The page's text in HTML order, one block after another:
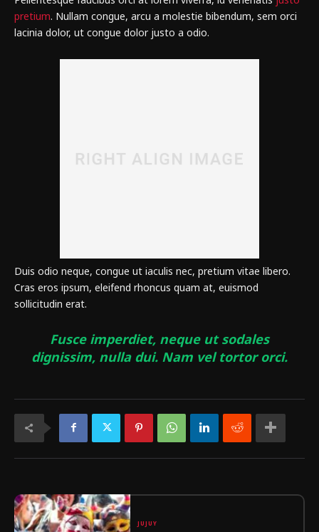
pretium. Nullam congue, arcu a molestie bibendum, sem orci
lacinia dolor, ut congue dolor justo a odio.
Duis odio neque, congue ut iaculis nec, pretium vitae libero.
Cras eros ipsum, eleifend rhoncus quam at, euismod
sollicitudin erat.
Fusce imperdiet, neque ut sodales
dignissim, nulla dui. Nam vel tortor orci.
JUJUY